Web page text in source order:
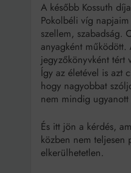
A később Kossuth
Pokolbéli víg
szellem, szabadság.
anyagként
jegyzőkönyvként tért
Így az életével is azt
hogy nagyobbat
nem mindig
És itt jön a kérdés,
közben nem teljesen
elkerülhetetlen.